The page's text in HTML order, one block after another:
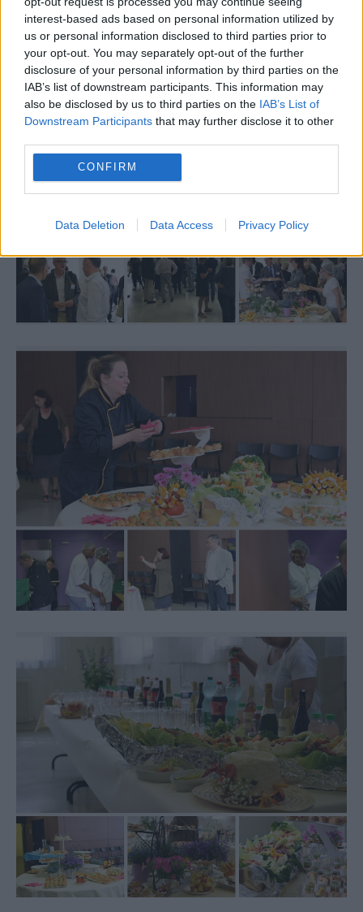
interest-based ads based on personal information utilized by
us or personal information disclosed to third parties prior to
your opt-out. You may separately opt-out of the further
disclosure of your personal information by third parties on the
IAB’s list of downstream participants. This information may
also be disclosed by us to third parties on the IAB’s List of
Downstream Participants that may further disclose it to other
CONFIRM
Data Deletion Data Access Privacy Policy